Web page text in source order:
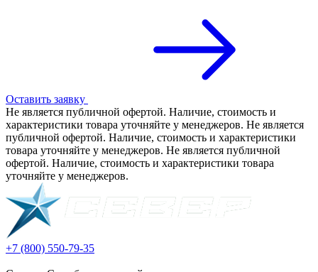
Оставить заявку
Не является публичной офертой. Наличие, стоимость и
характеристики товара уточняйте у менеджеров. Не является
публичной офертой. Наличие, стоимость и характеристики
товара уточняйте у менеджеров. Не является публичной
офертой. Наличие, стоимость и характеристики товара
уточняйте у менеджеров.
+7 (800) 550-79-35